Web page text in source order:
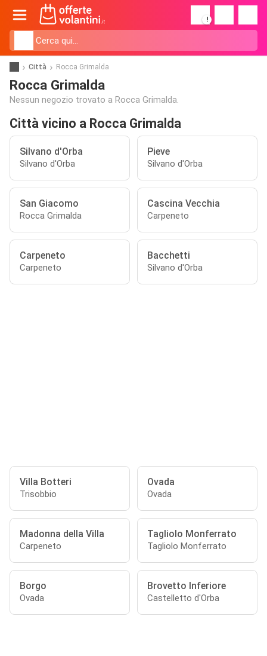
!
Città Rocca Grimalda
Rocca Grimalda
Nessun negozio trovato a Rocca Grimalda.
Città vicino a Rocca Grimalda
Silvano d'Orba
Silvano d'Orba
Pieve
Silvano d'Orba
San Giacomo
Rocca Grimalda
Cascina Vecchia
Carpeneto
Carpeneto
Carpeneto
Bacchetti
Silvano d'Orba
Villa Botteri
Trisobbio
Ovada
Ovada
Madonna della Villa
Carpeneto
Tagliolo Monferrato
Tagliolo Monferrato
Borgo
Ovada
Brovetto Inferiore
Castelletto d'Orba